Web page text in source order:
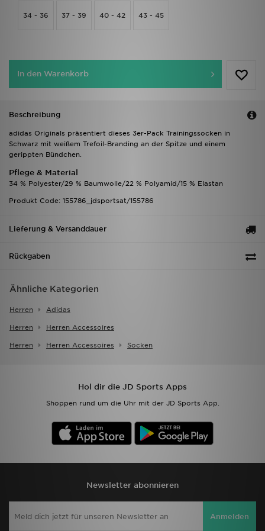
34 - 36 37 - 39 40 - 42 43 - 45
In den Warenkorb
Beschreibung
adidas Originals präsentiert dieses 3er-Pack Trainingssocken in
Schwarz mit weißem Trefoil-Branding an der Spitze und einem
gerippten Bündchen.
Pflege & Material
34 % Polyester/29 % Baumwolle/22 % Polyamid/15 % Elastan
Produkt Code: 155786_jdsportsat/155786
Lieferung & Versanddauer
Rückgaben
Ähnliche Kategorien
Herren Adidas
Herren Herren Accessoires
Herren Herren Accessoires Socken
Hol dir die JD Sports Apps
Shoppen rund um die Uhr mit der JD Sports App.
Newsletter abonnieren
Anmelden